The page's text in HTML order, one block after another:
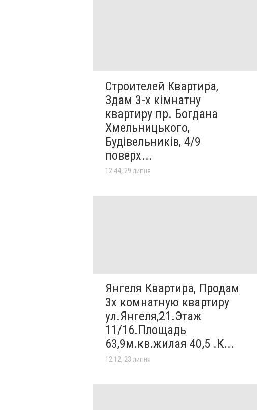
Строителей Квартира,
Здам 3-х кімнатну
квартиру пр. Богдана
Хмельницького,
Будівельників, 4/9
поверх...
12:44, 29 липня
Янгеля Квартира, Продам
3х комнатную квартиру
ул.Янгеля,21.Этаж
11/16.Площадь
63,9м.кв.жилая 40,5 .К...
12:12, 23 липня